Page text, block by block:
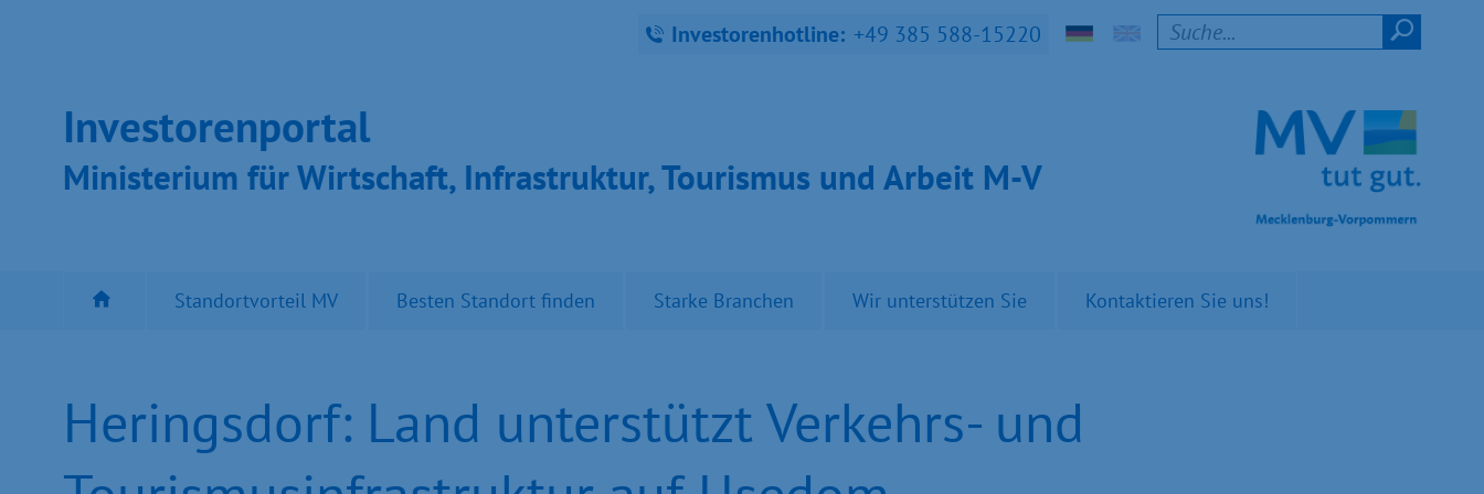
Investorenhotline: +49 385 588-15220
Inves­toren­por­tal
Ministeri­um für Wirt­schaft, Infra­struk­tur, Tou­ris­mus und Ar­beit M-V
Standortvorteil MV Besten Standort finden Starke Branchen Wir unterstützen Sie Kontaktieren Sie uns!
Heringsdorf: Land unterstützt Verkehrs- und